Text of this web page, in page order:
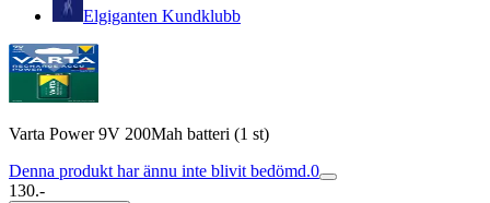
Elgiganten Kundklubb
Varta Power 9V 200Mah batteri (1 st)
Denna produkt har ännu inte blivit bedömd.0
130.-